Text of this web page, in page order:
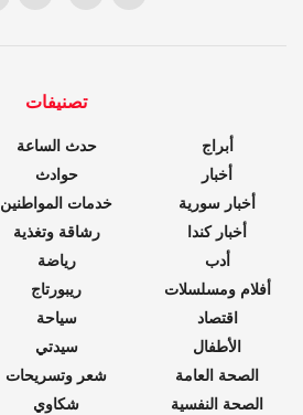
تصنيفات
أبراج
أخبار
أخبار سورية
أخبار كندا
أدب
أفلام ومسلسلات
اقتصاد
الأطفال
الصحة العامة
الصحة النفسية
حدث الساعة
حوادث
خدمات المواطنين
رشاقة وتغذية
رياضة
ريبورتاج
سياحة
سيدتي
شعر وتسريحات
شكاوي